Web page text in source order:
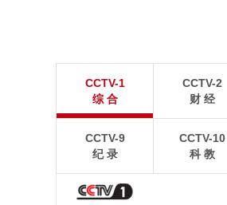
炎炎夏日，暑期旅游热度持续攀升。人们亲近山水，
拥抱自然，在旅途中放松身心、增长见识。
CCTV-1
综 合
CCTV-2
财 经
CCTV-9
纪 录
CCTV-10
科 教